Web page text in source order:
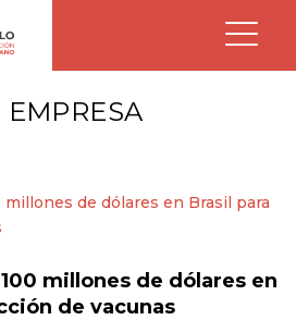
EMPRESA
millones de dólares en
de vacunas